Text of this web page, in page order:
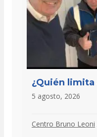
¿Quién limita
5 agosto, 2026
Centro Bruno Leoni